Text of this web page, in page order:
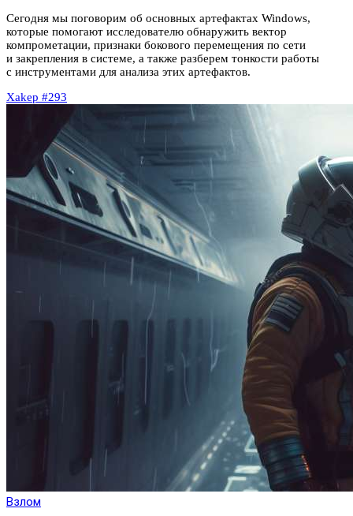
Сегодня мы поговорим об основных артефактах Windows,
которые помогают исследователю обнаружить вектор
компрометации, признаки бокового перемещения по сети
и закрепления в системе, а также разберем тонкости работы
с инструментами для анализа этих артефактов.
Xakep #293
Взлом